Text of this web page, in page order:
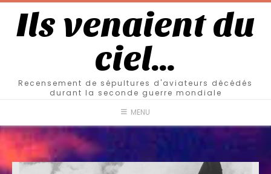
Ils venaient du
ciel…
Recensement de sépultures d'aviateurs décédés
durant la seconde guerre mondiale
MENU